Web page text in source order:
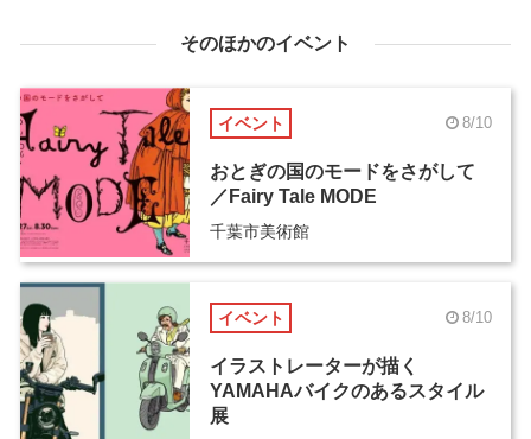
そのほかのイベント
イベント 8/10
おとぎの国のモードをさがして
／Fairy Tale MODE
千葉市美術館
イベント 8/10
イラストレーターが描く
YAMAHAバイクのあるスタイル
展